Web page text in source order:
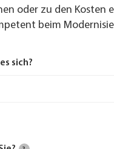
oder zu den Kosten
beim
sich?